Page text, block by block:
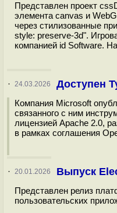
Представлен проект
элемента canvas и
через стилизованные
style: preserve-3d".
компанией id Software.
· 24.03.2026 Доступен
Компания Microsoft
связанного с ним
лицензией Apache 2.0,
в рамках соглашения
· 20.01.2026 Выпуск
Представлен релиз
пользовательских